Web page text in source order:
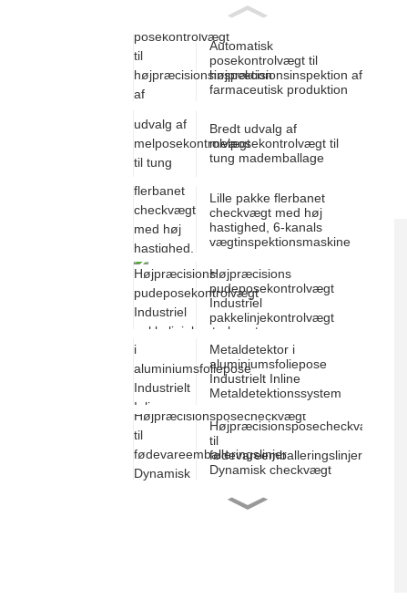
Automatisk
posekontrolvægt til
højpræcisionsinspektion af
farmaceutisk produktion
Bredt udvalg af
melposekontrolvægt til
tung mademballage
Lille pakke flerbanet
checkvægt med høj
hastighed, 6-kanals
vægtinspektionsmaskine
Højpræcisions
pudeposekontrolvægt
Industriel
pakkelinjekontrolvægt
Metaldetektor i
aluminiumsfoliepose
Industrielt Inline
Metaldetektionssystem
Højpræcisionsposecheckvægt
til
fødevareemballeringslinjer
Dynamisk checkvægt
Højfølsom metaldetektor